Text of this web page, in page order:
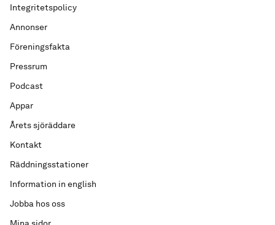
Integritetspolicy
Annonser
Föreningsfakta
Pressrum
Podcast
Appar
Årets sjöräddare
Kontakt
Räddningsstationer
Information in english
Jobba hos oss